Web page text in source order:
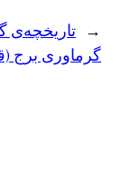
←
تاريخچه‌ی
گرماوری برج